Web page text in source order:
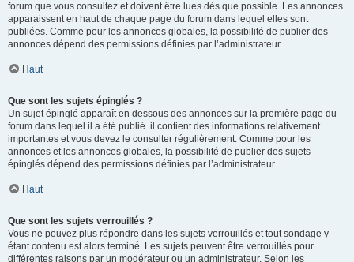
forum que vous consultez et doivent être lues dès que possible. Les annonces
apparaissent en haut de chaque page du forum dans lequel elles sont
publiées. Comme pour les annonces globales, la possibilité de publier des
annonces dépend des permissions définies par l’administrateur.
Haut
Que sont les sujets épinglés ?
Un sujet épinglé apparaît en dessous des annonces sur la première page du
forum dans lequel il a été publié. il contient des informations relativement
importantes et vous devez le consulter régulièrement. Comme pour les
annonces et les annonces globales, la possibilité de publier des sujets
épinglés dépend des permissions définies par l’administrateur.
Haut
Que sont les sujets verrouillés ?
Vous ne pouvez plus répondre dans les sujets verrouillés et tout sondage y
étant contenu est alors terminé. Les sujets peuvent être verrouillés pour
différentes raisons par un modérateur ou un administrateur. Selon les